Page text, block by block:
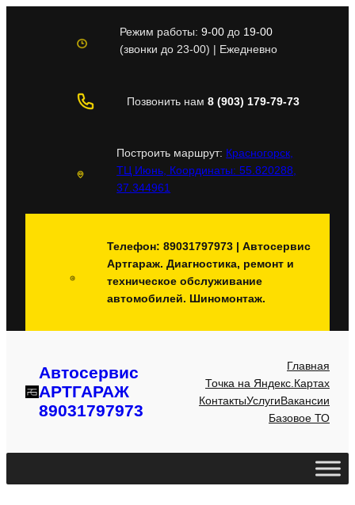
содержимому
Режим работы: 9-00до 19-00
(звонки до 23-00) | Ежедневно
Позвонить нам 8 (903) 179-79-73
Построить маршрут: Красногорск,
ТЦ Июнь, Координаты: 55.820288,
37.344961
Телефон: 89031797973 | Автосервис
Артгараж. Диагностика, ремонт и
техническое обслуживание
автомобилей. Шиномонтаж.
Автосервис
АРТГАРАЖ
89031797973
Главная
Точка на Яндекс.Картах
КонтактыУслугиВакансии
Базовое ТО